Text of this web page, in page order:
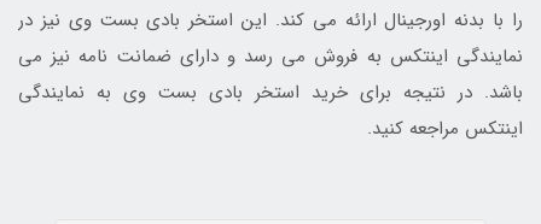
را با بدنه اورجینال ارائه می کند. این استخر بادی بست وی نیز در
نمایندگی اینتکس به فروش می رسد و دارای ضمانت نامه نیز می
باشد. در نتیجه برای خرید استخر بادی بست وی به نمایندگی
اینتکس مراجعه کنید.